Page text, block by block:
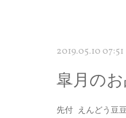
2019.05.10 07:51
皐月の
先付 えんどう豆